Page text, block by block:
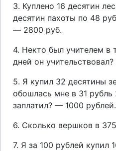
3. Куплено 16 десятин
десятин пахоты по 48
— 2800 руб.
4. Некто был учителем в
дней он
5. Я купил 32 десятины
обошлась мне в 31
заплатил? — 1000 рублей.
6. Сколько вершков в
7. Я за 100 рублей купил